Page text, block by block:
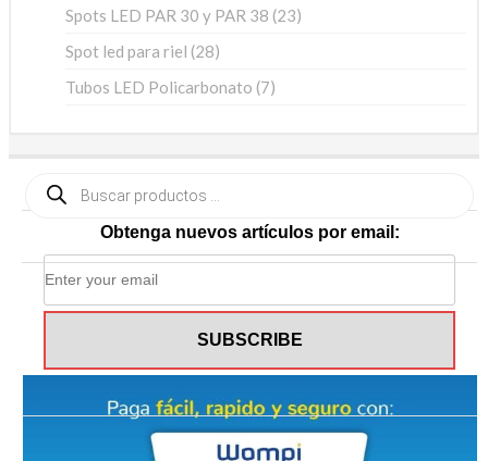
Spots LED PAR 30 y PAR 38 2323
Spot led para riel 2828
Tubos LED Policarbonato 77
productos
Obtenga nuevos artículos por email: